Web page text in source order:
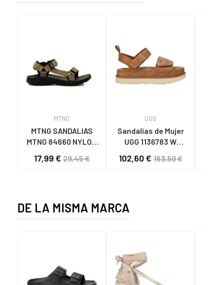
MTNG
MTNG SANDALIAS
MTNG 84660 NYLON
C59785 - - NYLON
17,99 €29,45 €
UGG
Sandalias de Mujer
UGG 1136783 W
CHESTNUT
102,60 €163,50 €
DE LA MISMA MARCA